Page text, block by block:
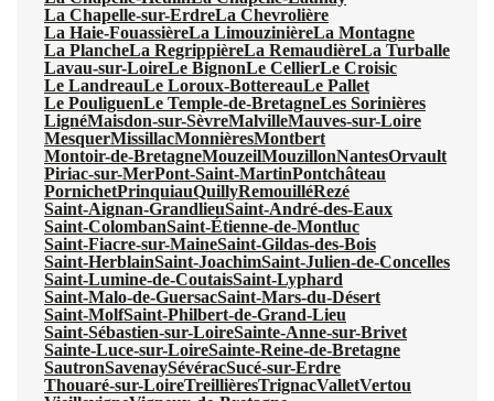
La Chapelle-sur-ErdreLa Chevrolière
La Haie-FouassièreLa LimouzinièreLa Montagne
La PlancheLa RegrippièreLa RemaudièreLa Turballe
Lavau-sur-LoireLe BignonLe CellierLe Croisic
Le LandreauLe Loroux-BottereauLe Pallet
Le PouliguenLe Temple-de-BretagneLes Sorinières
LignéMaisdon-sur-SèvreMalvilleMauves-sur-Loire
MesquerMissillacMonnièresMontbert
Montoir-de-BretagneMouzeilMouzillonNantesOrvault
Piriac-sur-MerPont-Saint-MartinPontchâteau
PornichetPrinquiauQuillyRemouilléRezé
Saint-Aignan-GrandlieuSaint-André-des-Eaux
Saint-ColombanSaint-Étienne-de-Montluc
Saint-Fiacre-sur-MaineSaint-Gildas-des-Bois
Saint-HerblainSaint-JoachimSaint-Julien-de-Concelles
Saint-Lumine-de-CoutaisSaint-Lyphard
Saint-Malo-de-GuersacSaint-Mars-du-Désert
Saint-MolfSaint-Philbert-de-Grand-Lieu
Saint-Sébastien-sur-LoireSainte-Anne-sur-Brivet
Sainte-Luce-sur-LoireSainte-Reine-de-Bretagne
SautronSavenaySévéracSucé-sur-Erdre
Thouaré-sur-LoireTreillièresTrignacValletVertou